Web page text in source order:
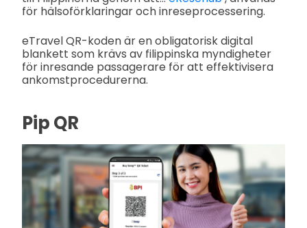
för hälsoförklaringar och inreseprocessering.
eTravel QR-koden är en obligatorisk digital
blankett som krävs av filippinska myndigheter
för inresande passagerare för att effektivisera
ankomstprocedurerna.
Pip QR